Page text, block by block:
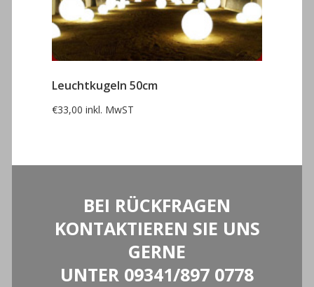
Leuchtkugeln 50cm
€33,00 inkl. MwST
BEI RÜCKFRAGEN
KONTAKTIEREN SIE UNS
GERNE
UNTER 09341/897 0778